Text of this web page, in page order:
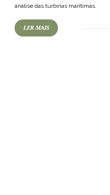
análise das turbinas marítimas.
LER MAIS